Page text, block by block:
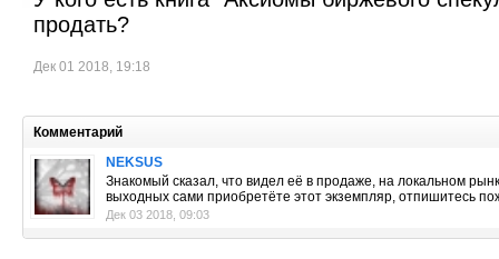
продать?
Дек 01 2018, 19:18
Комментарий
NEKSUS
Знакомый сказал, что видел её в продаже, на локальном
выходных сами приобретёте этот экземпляр, отпишитесь
Дек 03 2018, 09:03